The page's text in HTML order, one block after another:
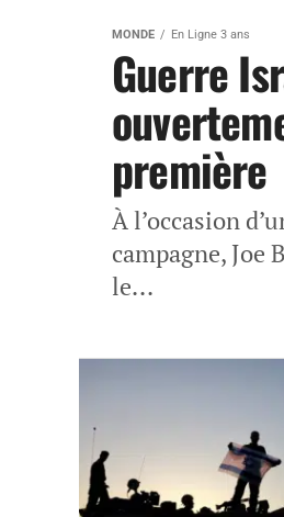
MONDE En Ligne 3 ans
Guerre
première
À l’occasion
campagne, Joe
le...